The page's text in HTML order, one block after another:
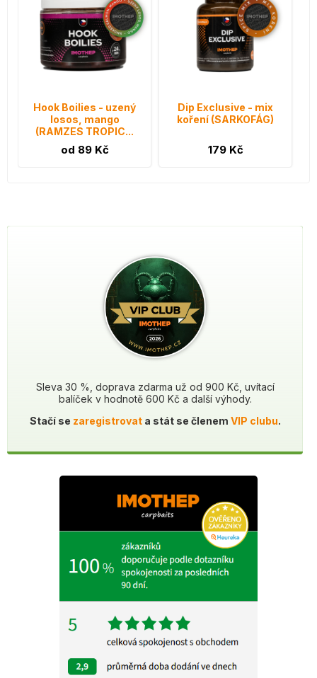
Sleva 30 %, doprava zdarma už od 900 Kč, uvítací
balíček v hodnotě 600 Kč a další výhody.
Stačí se zaregistrovata stát se členem VIP clubu.
Hook Boilies - uzený
losos, mango
(RAMZES TROPIC...
od 89 Kč
Dip Exclusive - mix
koření (SARKOFÁG)
179 Kč